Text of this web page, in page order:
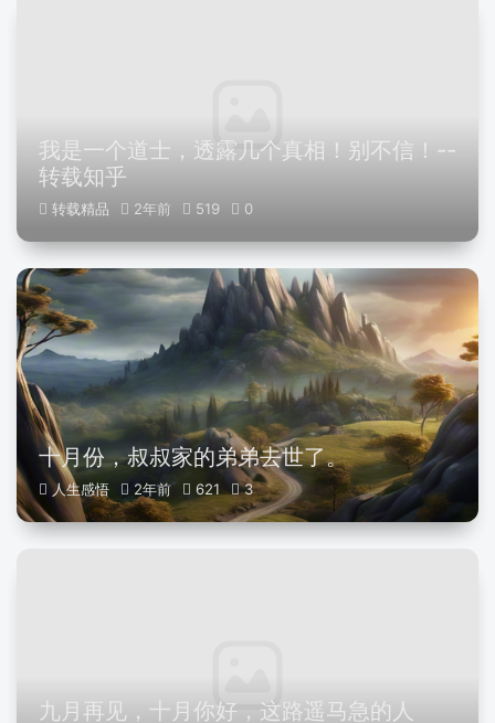
我是一个道士，透露几个真相！别不信！--
转载知乎
转载精品 2年前 519 0
十月份，叔叔家的弟弟去世了。
人生感悟 2年前 621 3
九月再见，十月你好，这路遥马急的人